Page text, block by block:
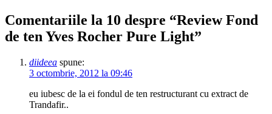
Comentariile la 10 despre “Review Fond
de ten Yves Rocher Pure Light”
diideea spune:
3 octombrie, 2012 la 09:46
eu iubesc de la ei fondul de ten restructurant cu extract de
Trandafir..